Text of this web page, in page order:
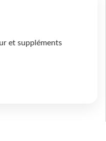
et suppléments